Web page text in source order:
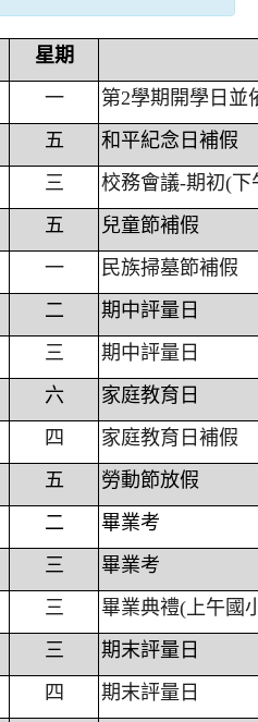
星期
一
第2學期開學日並
五
和平紀念日補假
三
校務會議-期初(下
五
兒童節補假
一
民族掃墓節補假
二
期中評量日
三
期中評量日
六
家庭教育日
四
家庭教育日補假
五
勞動節放假
二
畢業考
三
畢業考
三
畢業典禮(上午國
三
期末評量日
四
期末評量日